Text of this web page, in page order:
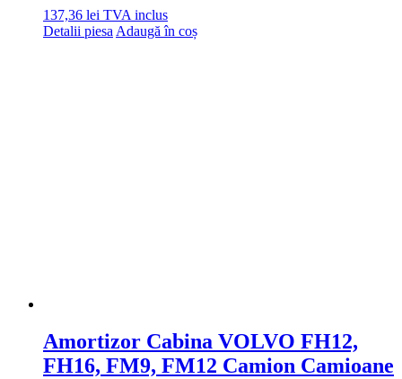
137,36 lei TVA inclus
Detalii piesa Adaugă în coș
Amortizor Cabina VOLVO FH12,
FH16, FM9, FM12 Camion Camioane